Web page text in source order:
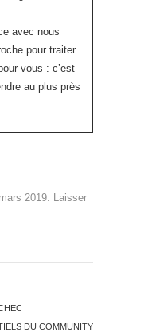
avec nous
pour traiter
vous : c’est
au plus près
2019. Laisser
DU COMMUNITY